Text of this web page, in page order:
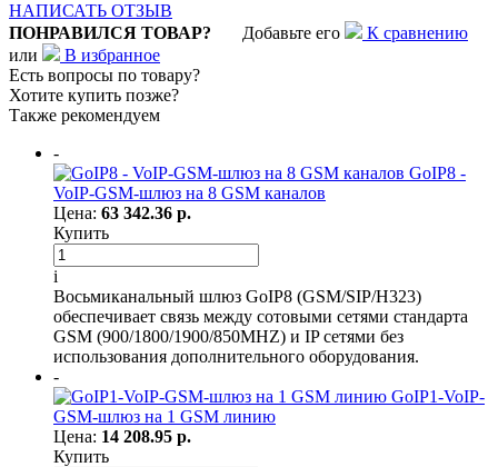
НАПИСАТЬ ОТЗЫВ
ПОНРАВИЛСЯ ТОВАР? Добавьте его
К сравнению
или
В избранное
Есть вопросы по товару?
Хотите купить позже?
Также рекомендуем
-
GoIP8 -
VoIP-GSM-шлюз на 8 GSM каналов
Цена: 63 342.36 р.
Купить
i
Восьмиканальный шлюз GoIP8 (GSM/SIP/H323)
обеспечивает связь между сотовыми сетями стандарта
GSM (900/1800/1900/850MHZ) и IP сетями без
использования дополнительного оборудования.
-
GoIP1-VoIP-
GSM-шлюз на 1 GSM линию
Цена: 14 208.95 р.
Купить